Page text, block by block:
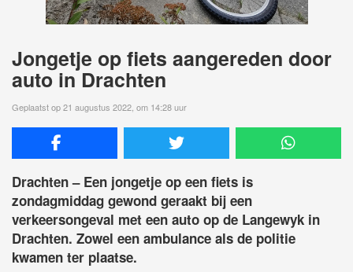
Jongetje op fiets aangereden door
auto in Drachten
Geplaatst op 21 augustus 2022, om 14:28 uur
Drachten – Een jongetje op een fiets is
zondagmiddag gewond geraakt bij een
verkeersongeval met een auto op de Langewyk in
Drachten. Zowel een ambulance als de politie
kwamen ter plaatse.